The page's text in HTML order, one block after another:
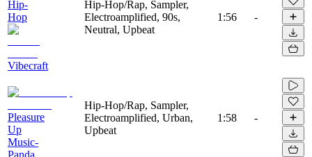
Hip-
Hop
Vibecraft
Hip-Hop/Rap, Sampler,
Electroamplified, 90s,
Neutral, Upbeat
1:56 -
Pleasure
Up
Music-
Panda
Hip-Hop/Rap, Sampler,
Electroamplified, Urban,
Upbeat
1:58 -